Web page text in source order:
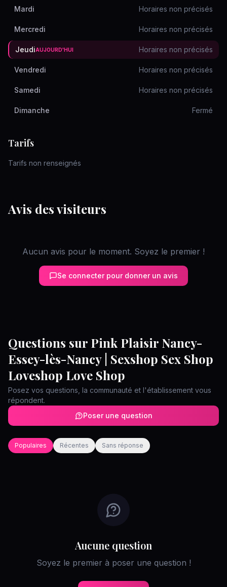
Mardi Horaires non précisés
Mercredi Horaires non précisés
JeudiAUJOURD'HUI Horaires non précisés
Vendredi Horaires non précisés
Samedi Horaires non précisés
Dimanche Fermé
Tarifs
Tarifs non renseignés
Avis des visiteurs
Aucun avis pour le moment. Soyez le premier !
Se connecter pour donner un avis
Questions sur Pink Plaisir Nancy-
Essey-lès-Nancy | Sexshop Sex Shop
Loveshop Love Shop
Posez vos questions, la communauté et l'établissement vous
répondent.
Poser une question
Populaires Récentes Sans réponse
Aucune question
Soyez le premier à poser une question !